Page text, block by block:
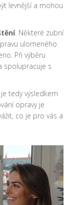
levnější a mohou
. Některé zubní
ulomeného
Při výběru
spolupracuje s
tedy výsledkem
opravy je
co je pro vás a